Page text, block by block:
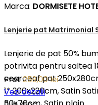
Marca: DORMISETE
Lenjerie pat Matrimonial
Lenjerie de pat 50%
potrivita pentru saltea
cearceaf pat
1* 200x220cm, Satin
Pret259,00 lei
Vezi detalii